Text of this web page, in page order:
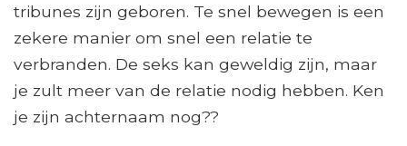
tribunes zijn geboren. Te snel bewegen is een
zekere manier om snel een relatie te
verbranden. De seks kan geweldig zijn, maar
je zult meer van de relatie nodig hebben. Ken
je zijn achternaam nog??